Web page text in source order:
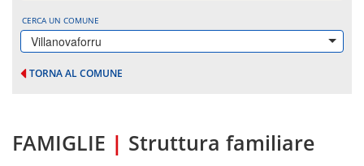
CERCA UN COMUNE
Villanovaforru
TORNA AL COMUNE
FAMIGLIE | Struttura familiare